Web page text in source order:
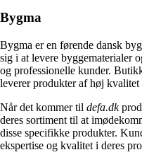
Bygma
Bygma er en førende dansk
sig i at levere byggematerialer
og professionelle kunder.
leverer produkter af høj kvalitet
Når det kommer til defa.dk
deres sortiment til at
disse specifikke produkter.
ekspertise og kvalitet i deres